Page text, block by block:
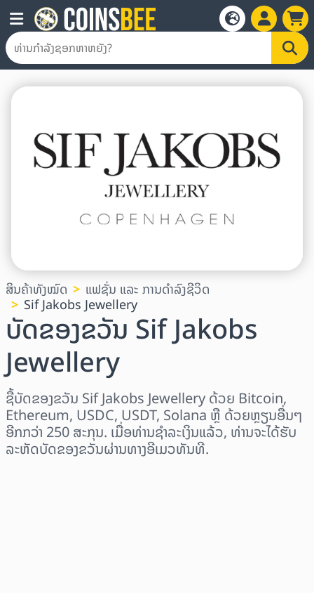
ສິນຄ້າທັງໝົດ ແຟຊັ່ນ ແລະ ການດໍາລົງຊີວິດ
Sif Jakobs Jewellery
ບັດຂອງຂວັນ Sif Jakobs
Jewellery
ຊື້ບັດຂອງຂວັນ Sif Jakobs Jewellery ດ້ວຍ Bitcoin,
Ethereum, USDC, USDT, Solana ຫຼື ດ້ວຍຫຼຽນອື່ນໆ
ອີກກວ່າ 250 ສະກຸນ. ເມື່ອທ່ານຊຳລະເງິນແລ້ວ, ທ່ານຈະໄດ້ຮັບ
ລະຫັດບັດຂອງຂວັນຜ່ານທາງອີເມວທັນທີ.